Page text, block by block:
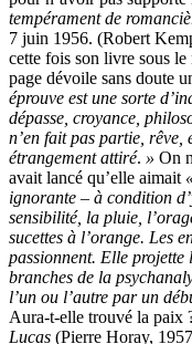
tempérament de
7 juin 1956. (Robert
cette fois son livre sous
page dévoile sans doute
éprouve est une sorte
dépasse, croyance,
n’en fait pas partie, rêve,
étrangement attiré. » On
avait lancé qu’elle aimait
ignorante – à condition
sensibilité, la pluie,
sucettes à l’orange. Les
passionnent. Elle projette
branches de la
l’un ou l’autre par un
Aura-t-elle trouvé la paix
Lucas (Pierre Horay,